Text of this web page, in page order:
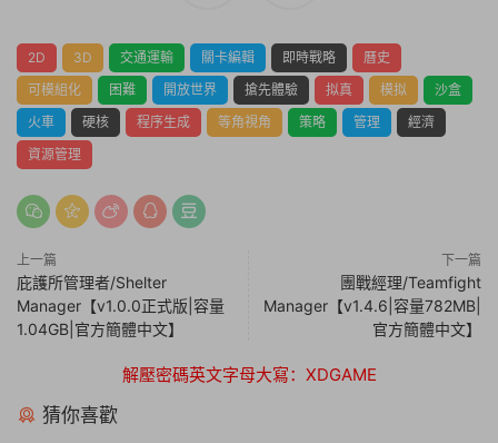
2D 3D 交通運輸 關卡編輯 即時戰略
曆史
可模組化
困難 開放世界 搶先體驗 拟真 模拟
沙盒
火車
硬核 程序生成 等角視角 策略 管理
經濟
資源管理
上一篇
庇護所管理者/Shelter
Manager【v1.0.0正式版|容量
1.04GB|官方簡體中文】
下一篇
團戰經理/Teamfight
Manager【v1.4.6|容量782MB|
官方簡體中文】
解壓密碼英文字母大寫：XDGAME
猜你喜歡